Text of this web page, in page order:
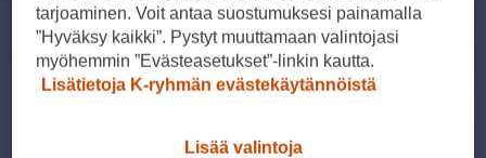
tarjoaminen. Voit antaa suostumuksesi painamalla
”Hyväksy kaikki”. Pystyt muuttamaan valintojasi
myöhemmin ”Evästeasetukset”-linkin kautta.
Lisätietoja K-ryhmän evästekäytännöistä
Lisää valintoja